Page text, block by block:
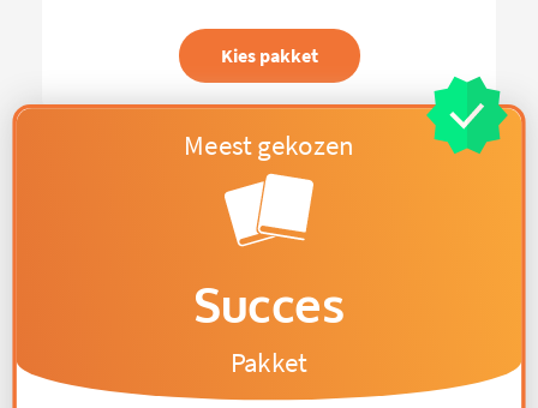
Kies pakket
Succes
Pakket